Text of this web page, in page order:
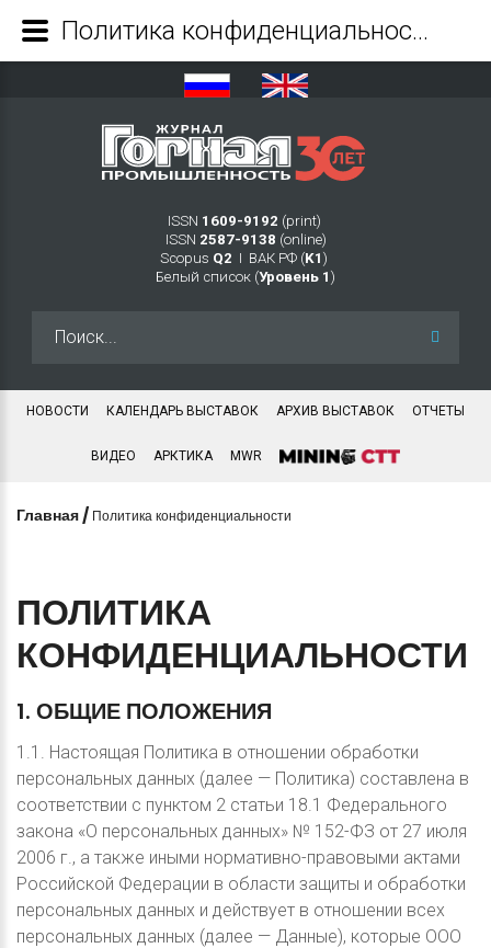
ISSN 1609-9192 (print)
ISSN 2587-9138 (online)
Scopus Q2 Ι ВАК РФ (K1 )
Белый список (Уровень 1 )
НОВОСТИ КАЛЕНДАРЬ ВЫСТАВОК АРХИВ ВЫСТАВОК ОТЧЕТЫ
ВИДЕО АРКТИКА MWR
Главная / Политика конфиденциальности
ПОЛИТИКА
КОНФИДЕНЦИАЛЬНОСТИ
1. ОБЩИЕ ПОЛОЖЕНИЯ
1.1. Настоящая Политика в отношении обработки
персональных данных (далее — Политика) составлена в
соответствии с пунктом 2 статьи 18.1 Федерального
закона «О персональных данных» № 152-ФЗ от 27 июля
2006 г., а также иными нормативно-правовыми актами
Российской Федерации в области защиты и обработки
персональных данных и действует в отношении всех
персональных данных (далее — Данные), которые ООО
Политика конфиденциальности - Журнал Горная промышленность